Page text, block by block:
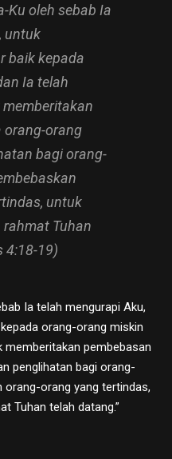
Ku oleh sebab Ia
untuk
baik kepada
Ia telah
orang-orang
bagi orang-
untuk
Tuhan
4:18-19)
Ia telah mengurapi Aku,
orang-orang miskin
pembebasan
penglihatan bagi orang-
orang-orang yang tertindas,
Tuhan telah datang.”